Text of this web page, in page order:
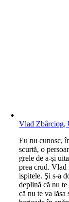
Vlad Zbârciog,
Eu nu cunosc,
scurtă, o
grele de a-şi
prea crud. Vlad
ispitele. Şi s-a
deplină că nu
că nu te va lăsa